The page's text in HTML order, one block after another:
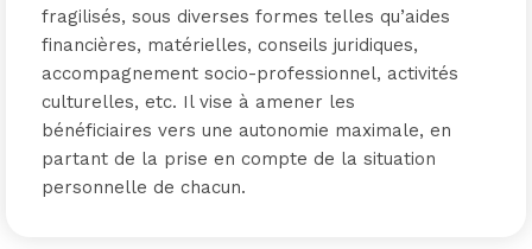
fragilisés, sous diverses formes telles qu’aides
financières, matérielles, conseils juridiques,
accompagnement socio-professionnel, activités
culturelles, etc. Il vise à amener les
bénéficiaires vers une autonomie maximale, en
partant de la prise en compte de la situation
personnelle de chacun.